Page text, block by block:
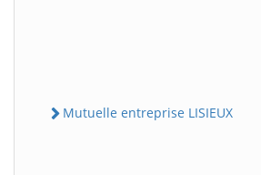
Mutuelle entreprise LISIEUX